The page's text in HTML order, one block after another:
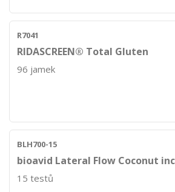
R7041
RIDASCREEN® Total Gluten
96 jamek
BLH700-15
bioavid Lateral Flow Coconut
15 testů